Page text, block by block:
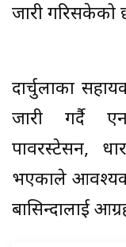
जारी गरिसकेको
दार्चुलाका
जारी गर्दै
पावरस्टेसन,
भएकाले आवश्यक
बासिन्दालाई